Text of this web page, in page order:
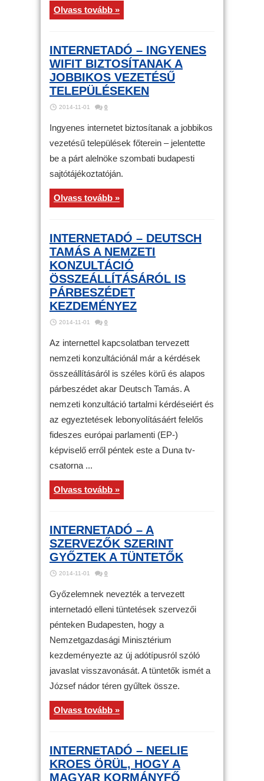
Olvass tovább »
INTERNETADÓ – INGYENES
WIFIT BIZTOSÍTANAK A
JOBBIKOS VEZETÉSŰ
TELEPÜLÉSEKEN
2014-11-01 0
Ingyenes internetet biztosítanak a jobbikos
vezetésű települések főterein – jelentette
be a párt alelnöke szombati budapesti
sajtótájékoztatóján.
Olvass tovább »
INTERNETADÓ – DEUTSCH
TAMÁS A NEMZETI
KONZULTÁCIÓ
ÖSSZEÁLLÍTÁSÁRÓL IS
PÁRBESZÉDET
KEZDEMÉNYEZ
2014-11-01 0
Az internettel kapcsolatban tervezett
nemzeti konzultációnál már a kérdések
összeállításáról is széles körű és alapos
párbeszédet akar Deutsch Tamás. A
nemzeti konzultáció tartalmi kérdéseiért és
az egyeztetések lebonyolításáért felelős
fideszes európai parlamenti (EP-)
képviselő erről péntek este a Duna tv-
csatorna ...
Olvass tovább »
INTERNETADÓ – A
SZERVEZŐK SZERINT
GYŐZTEK A TÜNTETŐK
2014-11-01 0
Győzelemnek nevezték a tervezett
internetadó elleni tüntetések szervezői
pénteken Budapesten, hogy a
Nemzetgazdasági Minisztérium
kezdeményezte az új adótípusról szóló
javaslat visszavonását. A tüntetők ismét a
József nádor téren gyűltek össze.
Olvass tovább »
INTERNETADÓ – NEELIE
KROES ÖRÜL, HOGY A
MAGYAR KORMÁNYFŐ